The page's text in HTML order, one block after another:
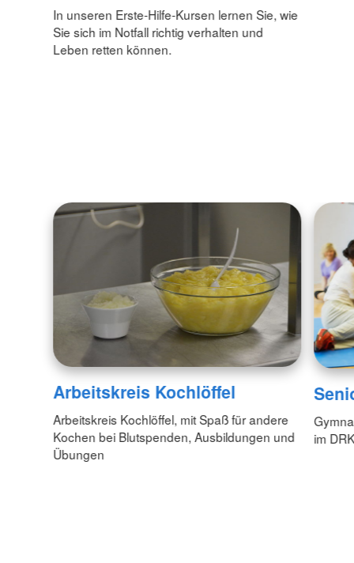
In unseren Erste-Hilfe-Kursen lernen Sie, wie
Sie sich im Notfall richtig verhalten und
Leben retten können.
Arbeitskreis Kochlöffel
Arbeitskreis Kochlöffel, mit Spaß für andere
Kochen bei Blutspenden, Ausbildungen und
Übungen
im